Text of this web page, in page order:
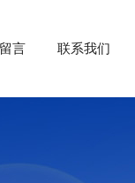
言 联系我们